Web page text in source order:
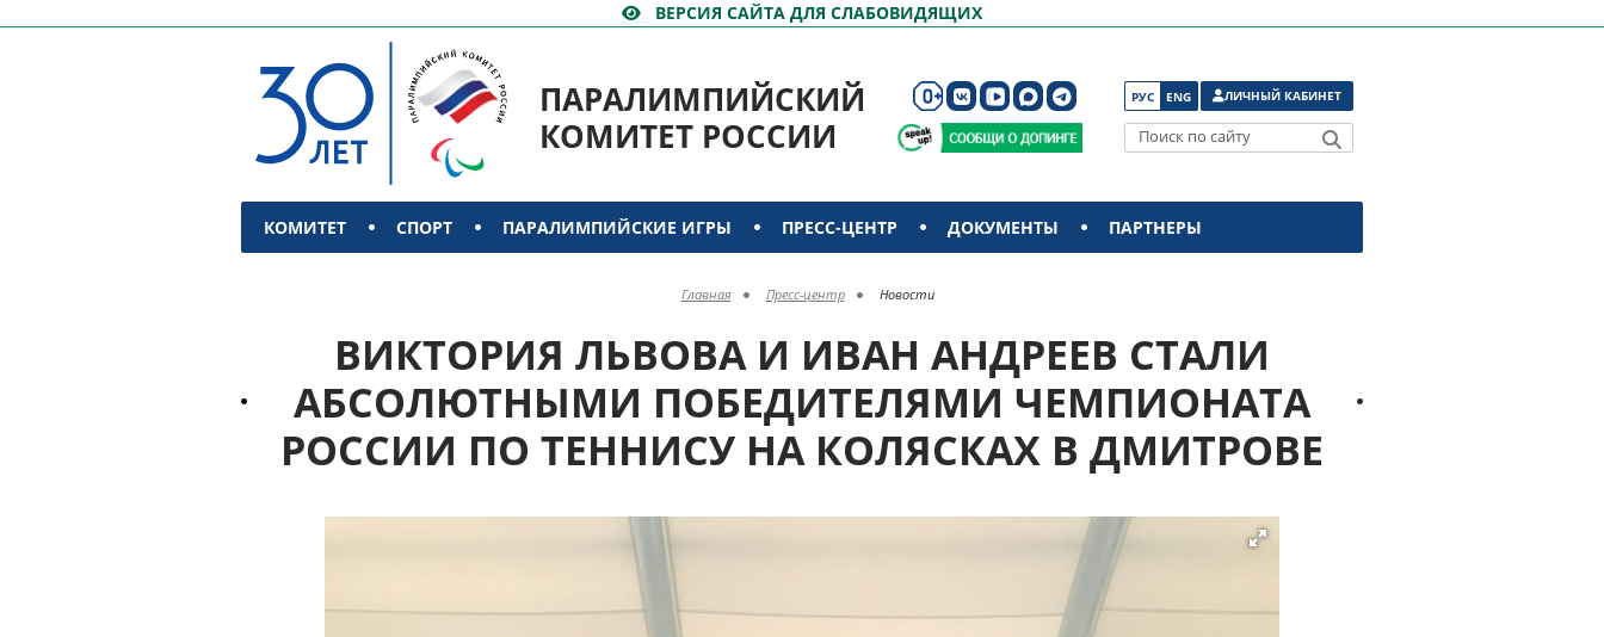
ВЕРСИЯ САЙТА ДЛЯ СЛАБОВИДЯЩИХ
ПАРАЛИМПИЙСКИЙ
КОМИТЕТ РОССИИ
РУС ENG ЛИЧНЫЙ КАБИНЕТ
Поиск по сайту
КОМИТЕТ СПОРТ ПАРАЛИМПИЙСКИЕ ИГРЫ ПРЕСС-ЦЕНТР ДОКУМЕНТЫ ПАРТНЕРЫ
Главная Пресс-центр Новости
ВИКТОРИЯ ЛЬВОВА И ИВАН АНДРЕЕВ СТАЛИ
АБСОЛЮТНЫМИ ПОБЕДИТЕЛЯМИ ЧЕМПИОНАТА
РОССИИ ПО ТЕННИСУ НА КОЛЯСКАХ В ДМИТРОВЕ